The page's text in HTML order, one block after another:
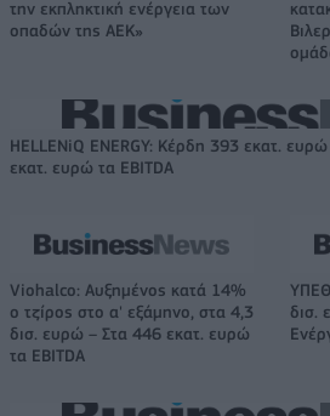
την εκπληκτική ενέργεια των
οπαδών της ΑΕΚ»
HELLENiQ ENERGY: Κέρδη 393 εκατ.
εκατ. ευρώ τα EBITDA
Viohalco: Αυξημένος κατά 14%
ο τζίρος στο α' εξάμηνο, στα 4,3
δισ. ευρώ – Στα 446 εκατ. ευρώ
τα EBITDA
δισ.